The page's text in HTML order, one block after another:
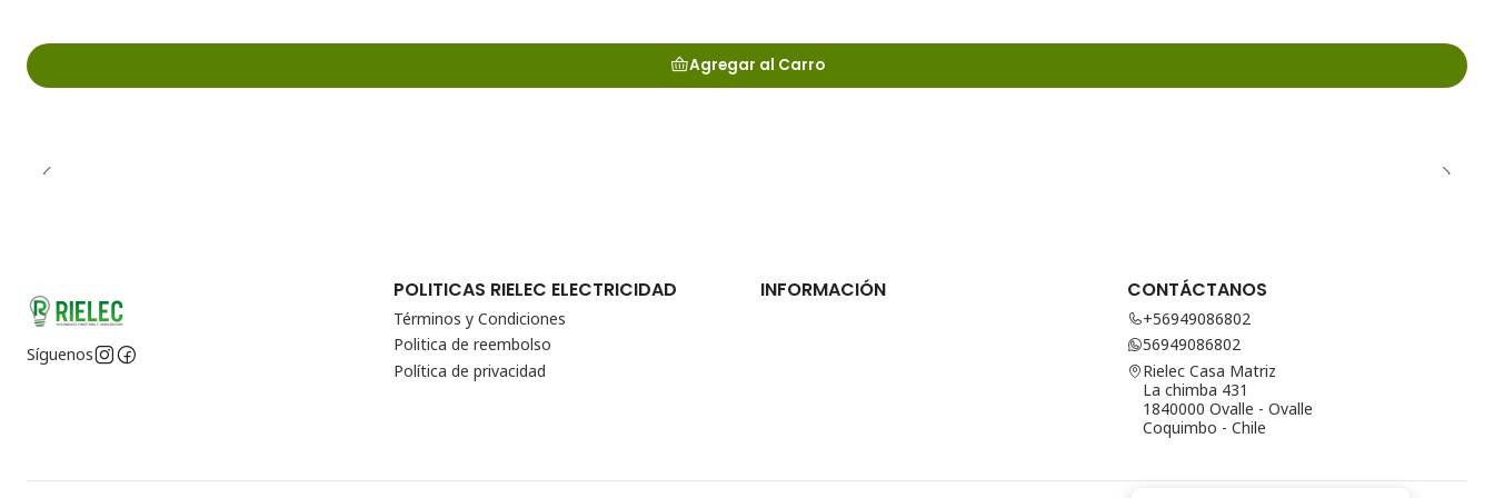
Agregar al Carro
Síguenos
POLITICAS RIELEC ELECTRICIDAD
Términos y Condiciones
Politica de reembolso
Política de privacidad
INFORMACIÓN CONTÁCTANOS
+56949086802
56949086802
Rielec Casa Matriz
La chimba 431
1840000 Ovalle - Ovalle
Coquimbo - Chile